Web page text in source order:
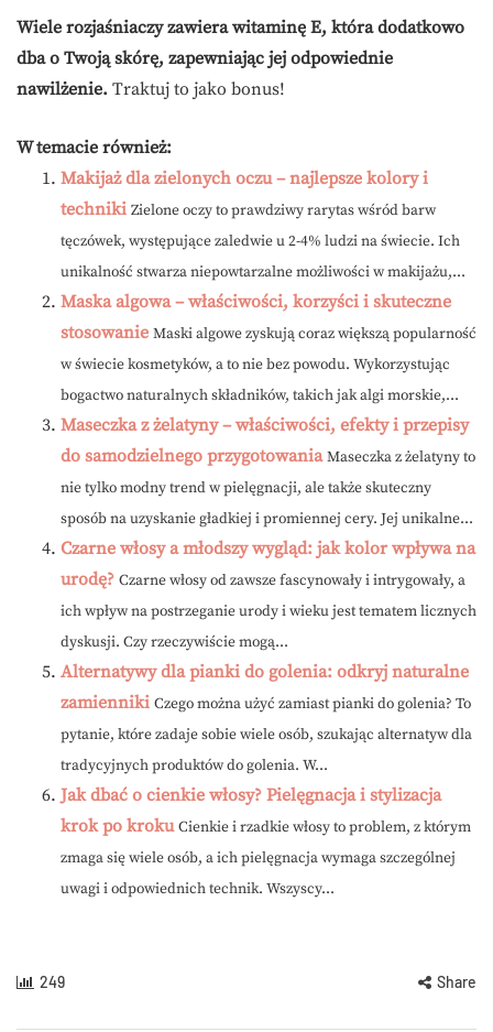
Wiele rozjaśniaczy zawiera witaminę E, która dodatkowo
dba o Twoją skórę, zapewniając jej odpowiednie
nawilżenie. Traktuj to jako bonus!
W temacie również:
Makijaż dla zielonych oczu – najlepsze kolory i
techniki Zielone oczy to prawdziwy rarytas wśród barw
tęczówek, występujące zaledwie u 2-4% ludzi na świecie. Ich
unikalność stwarza niepowtarzalne możliwości w makijażu,...
Maska algowa – właściwości, korzyści i skuteczne
stosowanie Maski algowe zyskują coraz większą popularność
w świecie kosmetyków, a to nie bez powodu. Wykorzystując
bogactwo naturalnych składników, takich jak algi morskie,...
Maseczka z żelatyny – właściwości, efekty i przepisy
do samodzielnego przygotowania Maseczka z żelatyny to
nie tylko modny trend w pielęgnacji, ale także skuteczny
sposób na uzyskanie gładkiej i promiennej cery. Jej unikalne...
Czarne włosy a młodszy wygląd: jak kolor wpływa na
urodę? Czarne włosy od zawsze fascynowały i intrygowały, a
ich wpływ na postrzeganie urody i wieku jest tematem licznych
dyskusji. Czy rzeczywiście mogą...
Alternatywy dla pianki do golenia: odkryj naturalne
zamienniki Czego można użyć zamiast pianki do golenia? To
pytanie, które zadaje sobie wiele osób, szukając alternatyw dla
tradycyjnych produktów do golenia. W...
Jak dbać o cienkie włosy? Pielęgnacja i stylizacja
krok po kroku Cienkie i rzadkie włosy to problem, z którym
zmaga się wiele osób, a ich pielęgnacja wymaga szczególnej
uwagi i odpowiednich technik. Wszyscy...
249 Share